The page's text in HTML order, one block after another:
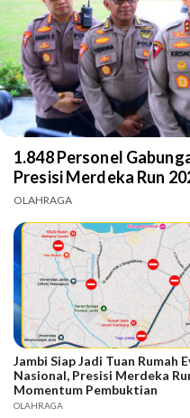
1.848 Personel
Presisi Merdeka Run
OLAHRAGA
Jambi Siap Jadi Tuan Rumah
Nasional, Presisi Merdeka
Momentum Pembuktian
OLAHRAGA